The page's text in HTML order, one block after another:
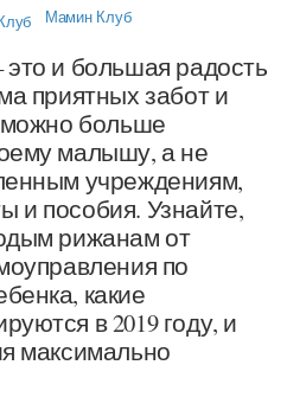
Мамин Клуб
и большая радость
приятных забот и
можно больше
малышу, а не
учреждениям,
и пособия. Узнайте,
рижанам от
по
какие
в 2019 году, и
максимально